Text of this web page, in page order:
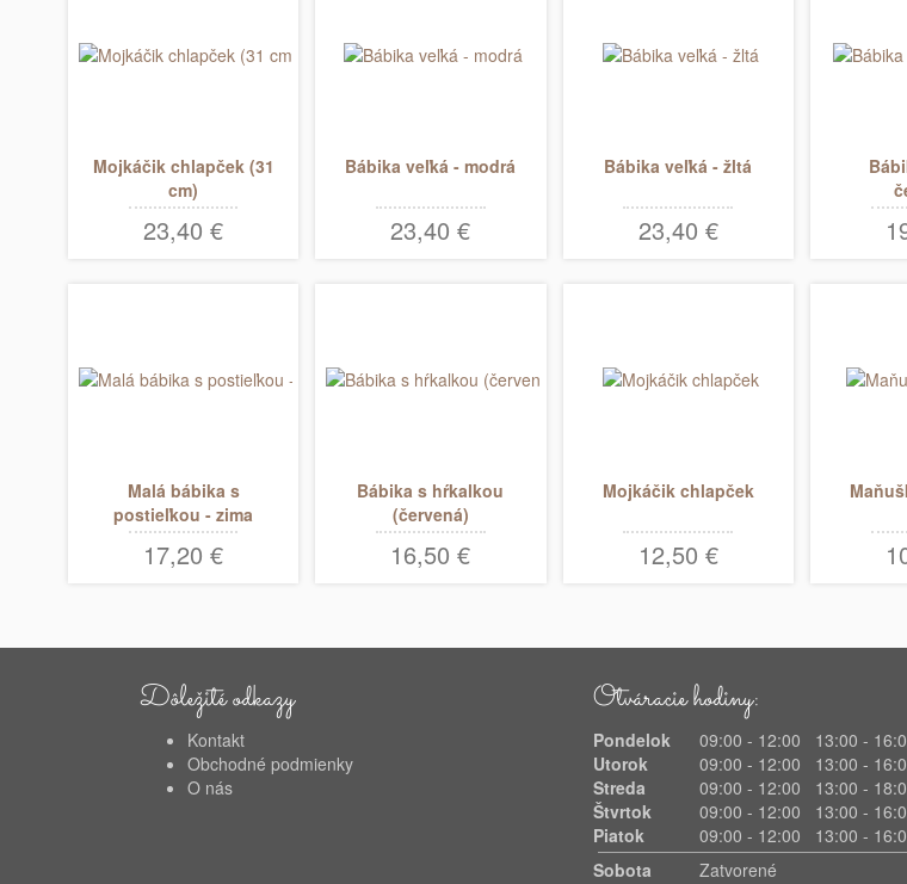
Mojkáčik chlapček (31
cm)
23,40 €
Bábika veľká - modrá
23,40 €
Bábika veľká - žltá
23,40 €
Malá bábika s
postieľkou - zima
17,20 €
Bábika s hŕkalkou
(červená)
16,50 €
Mojkáčik chlapček
12,50 €
Dôležité odkazy
Kontakt
Obchodné podmienky
O nás
Otváracie hodiny:
Pondelok 09:00 - 12:00 13:00 -
Utorok
09:00 - 12:00 13:00 -
Streda
09:00 - 12:00 13:00 -
Štvrtok
09:00 - 12:00 13:00 -
Piatok
09:00 - 12:00 13:00 -
Sobota
Zatvorené